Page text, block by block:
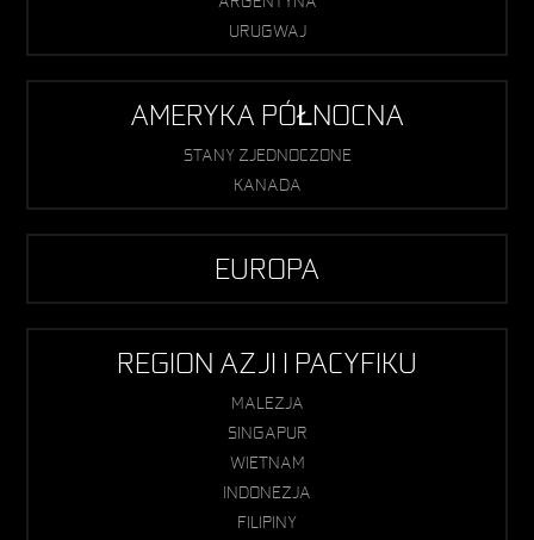
URUGWAJ
AMERYKA PÓŁNOCNA
STANY ZJEDNOCZONE
KANADA
EUROPA
REGION AZJI I PACYFIKU
MALEZJA
SINGAPUR
WIETNAM
INDONEZJA
FILIPINY